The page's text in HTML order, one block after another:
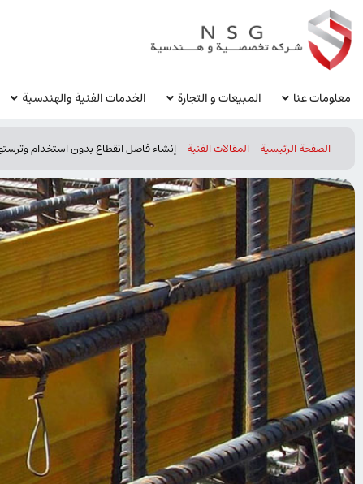
معلومات عنا المبيعات و التجارة الخدمات الفنية والهندسية
الصفحة الرئيسية-المقالات الفنیة-إنشاء فاصل انقطاع بدون استخدام